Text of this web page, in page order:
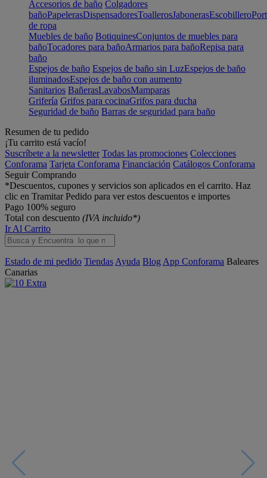
Accesorios de baño Colgadores
bañoPapelerasDispensadoresToallerosJabonerasEscobillero
de ropa
Muebles de baño BotiquinesConjuntos de muebles para
bañoTocadores para bañoArmarios para bañoRepisa para
baño
Espejos de baño Espejos de baño sin LuzEspejos de baño
iluminadosEspejos de baño con aumento
Sanitarios BañerasLavabosMamparas
Grifería Grifos para cocinaGrifos para ducha
Seguridad de baño Barras de seguridad para baño
Resumen de tu pedido
¡Tu carrito está vacío!
Suscríbete a la newsletter Todas las promociones Colecciones
Conforama Tarjeta Conforama Financiación Catálogos Conforama
Seguir Comprando
*Descuentos, cupones y servicios son aplicados en el carrito. Haz
clic en Tramitar Pedido para ver estos descuentos e importes
Pago 100% seguro
Total con descuento (IVA incluido*)
Ir Al Carrito
Estado de mi pedido Tiendas Ayuda Blog App Conforama Baleares
Canarias